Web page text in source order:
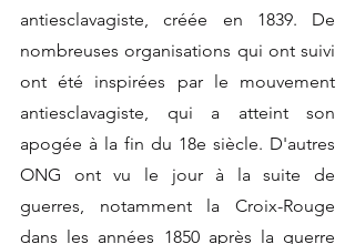
antiesclavagiste, créée en 1839. De
nombreuses organisations qui ont suivi
ont été inspirées par le mouvement
antiesclavagiste, qui a atteint son
apogée à la fin du 18e siècle. D'autres
ONG ont vu le jour à la suite de
guerres, notamment la Croix-Rouge
dans les années 1850 après la guerre